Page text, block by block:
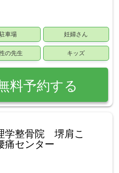
車場 妊婦さん
の先生 キッズ
料予約する
学整骨院 堺肩こ
痛センター